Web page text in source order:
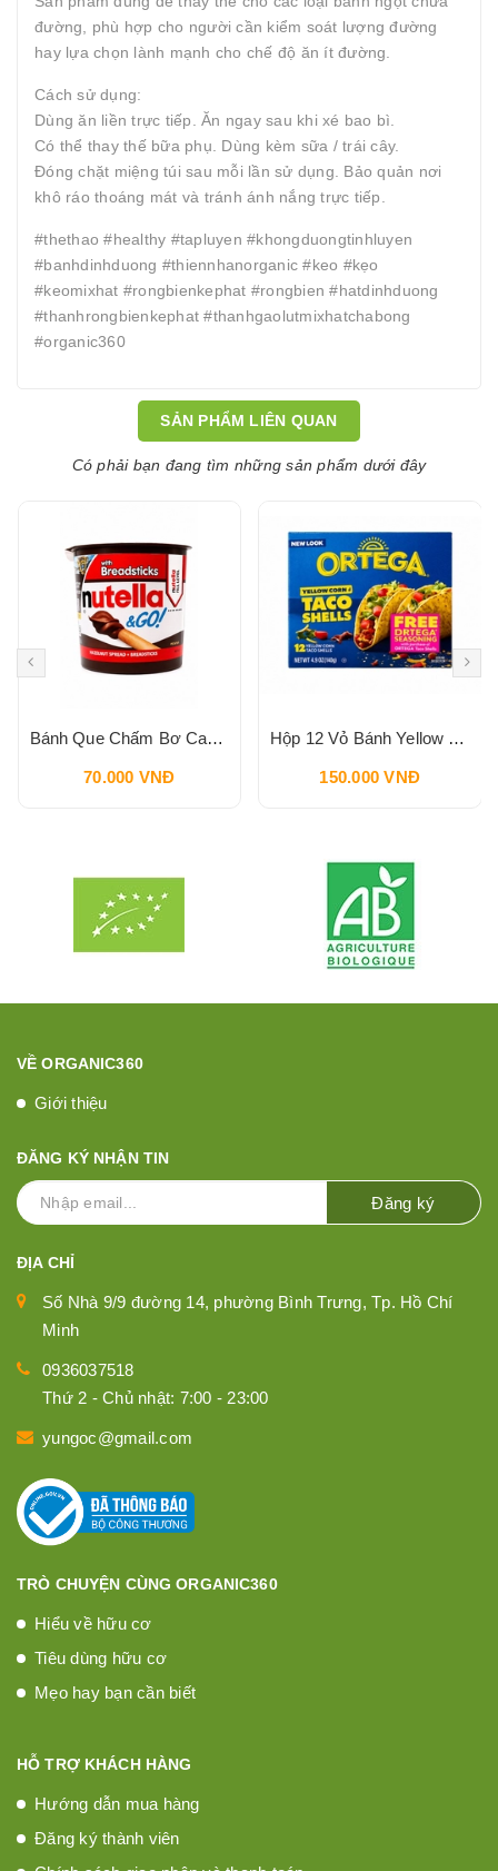
đường, phù hợp cho người cần kiểm soát lượng đường
hay lựa chọn lành mạnh cho chế độ ăn ít đường.
Cách sử dụng:
Dùng ăn liền trực tiếp. Ăn ngay sau khi xé bao bì.
Có thể thay thế bữa phụ. Dùng kèm sữa / trái cây.
Đóng chặt miệng túi sau mỗi lần sử dụng. Bảo quản nơi
khô ráo thoáng mát và tránh ánh nắng trực tiếp.
#thethao #healthy #tapluyen #khongduongtinhluyen
#banhdinhduong #thiennhanorganic #keo #kẹo
#keomixhat #rongbienkephat #rongbien #hatdinhduong
#thanhrongbienkephat #thanhgaolutmixhatchabong
#organic360
SẢN PHẨM LIÊN QUAN
Có phải bạn đang tìm những sản phẩm dưới đây
Bánh Que Chấm Bơ Cacao Hạt Phỉ Snack Nutella & Go Breadstick 52g
70.000 VNĐ
Hộp 12 Vỏ Bánh Yellow Corn Taco Shells ORTEGA 140g
150.000 VNĐ
VỀ ORGANIC360
Giới thiệu
ĐĂNG KÝ NHẬN TIN
Đăng ký
ĐỊA CHỈ
Số Nhà 9/9 đường 14, phường Bình Trưng, Tp. Hồ Chí
Minh
0936037518
Thứ 2 - Chủ nhật: 7:00 - 23:00
yungoc@gmail.com
TRÒ CHUYỆN CÙNG ORGANIC360
Hiểu về hữu cơ
Tiêu dùng hữu cơ
Mẹo hay bạn cần biết
HỖ TRỢ KHÁCH HÀNG
Hướng dẫn mua hàng
Đăng ký thành viên